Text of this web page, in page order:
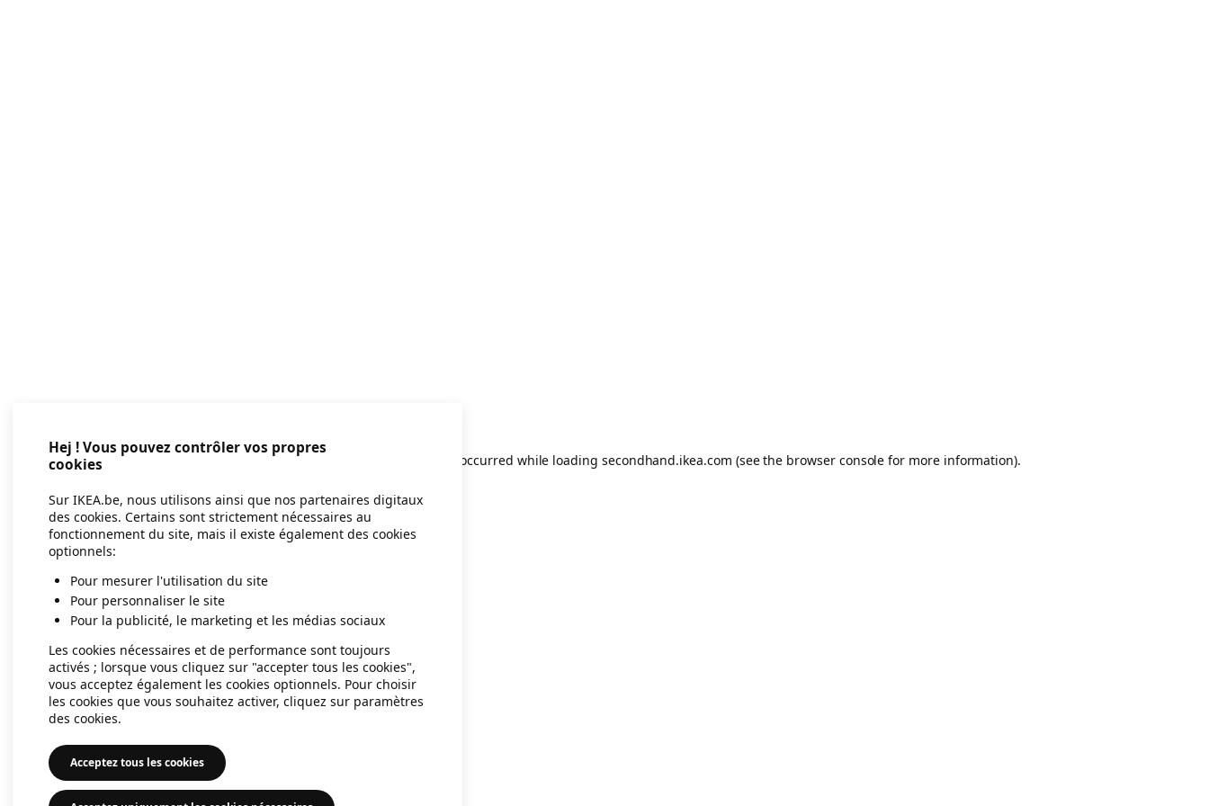
Application error: a client-side exception has occurred while loading secondhand.ikea.com (see the browser console for more information).
Hej ! Vous pouvez contrôler vos propres
cookies
Sur IKEA.be, nous utilisons ainsi que nos partenaires digitaux
des cookies. Certains sont strictement nécessaires au
fonctionnement du site, mais il existe également des cookies
optionnels:
Pour mesurer l'utilisation du site
Pour personnaliser le site
Pour la publicité, le marketing et les médias sociaux
Les cookies nécessaires et de performance sont toujours
activés ; lorsque vous cliquez sur "accepter tous les cookies",
vous acceptez également les cookies optionnels. Pour choisir
les cookies que vous souhaitez activer, cliquez sur paramètres
des cookies.
Acceptez tous les cookies